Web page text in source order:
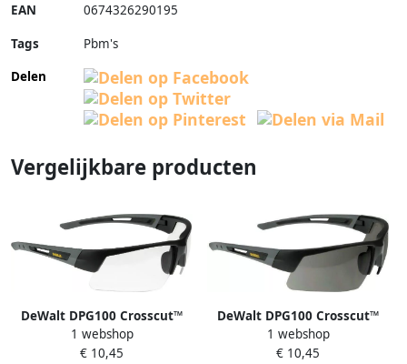
EAN 0674326290195
Tags
Pbm's
Delen
Vergelijkbare producten
DeWalt DPG100 Crosscut™
Veiligheidsbril | Helder Glas
DPG100-1DEU
1 webshop
€ 10,45
DeWalt DPG100 Crosscut™
Veiligheidsbril | Donker Glas
DPG100-2DEU
1 webshop
€ 10,45